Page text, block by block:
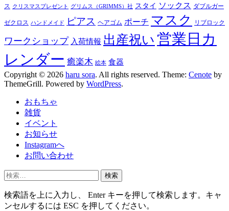
ス クリスマスプレゼント グリムス（GRIMMS）社 スタイ ソックス ダブルガー
ゼクロス ハンドメイド ピアス ヘアゴム ポーチ マスク リブロック
ワークショップ 入荷情報 出産祝い 営業日カ
レンダー 癒楽木 絵本 食器
Copyright © 2026 haru sora. All rights reserved. Theme: Cenote by
ThemeGrill. Powered by WordPress.
おもちゃ
雑貨
イベント
お知らせ
Instagramへ
お問い合わせ
検
検索語を上に入力し、 Enter キーを押して検索します。キャ
ンセルするには ESC を押してください。